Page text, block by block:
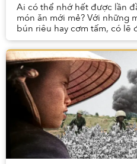
Ai có thể nhớ hết được lần
món ăn mới mẻ? Với những
bún riêu hay cơm tấm, có lẽ
nhưng đối với tôi, lần đầu